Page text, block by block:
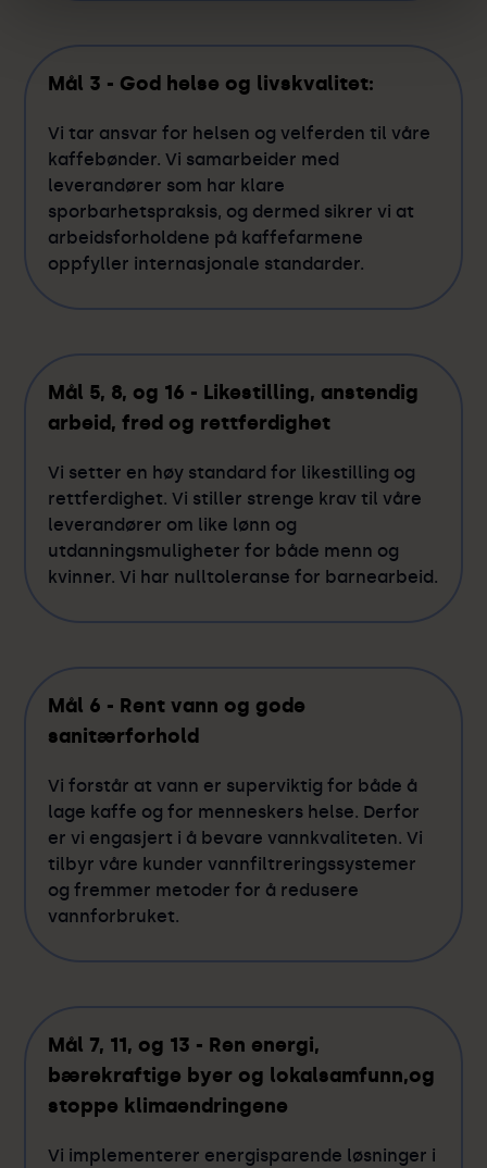
Mål 3 - God helse og livskvalitet:
Vi tar ansvar for helsen og velferden til våre
kaffebønder. Vi samarbeider med
leverandører som har klare
sporbarhetspraksis, og dermed sikrer vi at
arbeidsforholdene på kaffefarmene
oppfyller internasjonale standarder.
Mål 5, 8, og 16 - Likestilling, anstendig
arbeid, fred og rettferdighet
Vi setter en høy standard for likestilling og
rettferdighet. Vi stiller strenge krav til våre
leverandører om like lønn og
utdanningsmuligheter for både menn og
kvinner. Vi har nulltoleranse for barnearbeid.
Mål 6 - Rent vann og gode
sanitærforhold
Vi forstår at vann er superviktig for både å
lage kaffe og for menneskers helse. Derfor
er vi engasjert i å bevare vannkvaliteten. Vi
tilbyr våre kunder vannfiltreringssystemer
og fremmer metoder for å redusere
vannforbruket.
Mål 7, 11, og 13 - Ren energi,
bærekraftige byer og lokalsamfunn,og
stoppe klimaendringene
Vi implementerer energisparende løsninger i